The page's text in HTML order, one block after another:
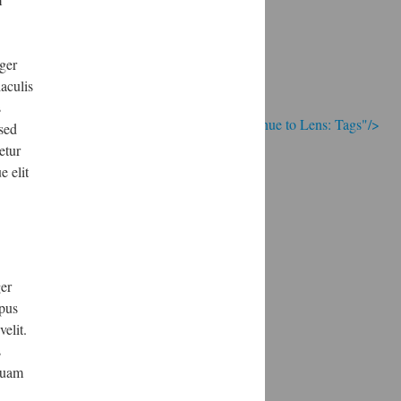
; Continue to Lens: Tags"/>
elit